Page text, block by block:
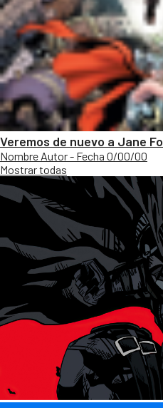
Veremos de nuevo a Jane
Nombre Autor - Fecha 0/00/00
Mostrar todas